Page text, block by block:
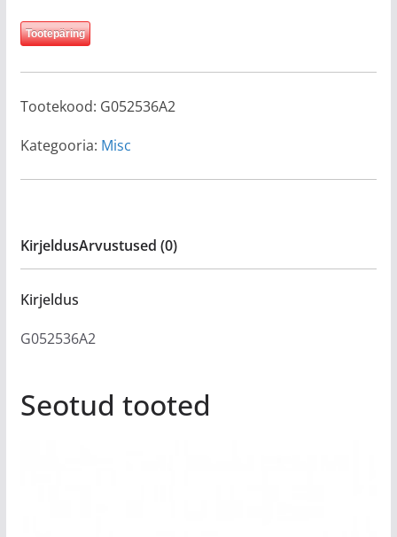
Tootepäring
Tootekood: G052536A2
Kategooria: Misc
KirjeldusArvustused (0)
Kirjeldus
G052536A2
Seotud tooted